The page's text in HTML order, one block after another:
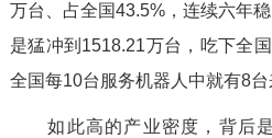
万台、占全国43.5%，连续六年
是猛冲到1518.21万台，吃下全
全国每10台服务机器人中就有8台
如此高的产业密度，背后